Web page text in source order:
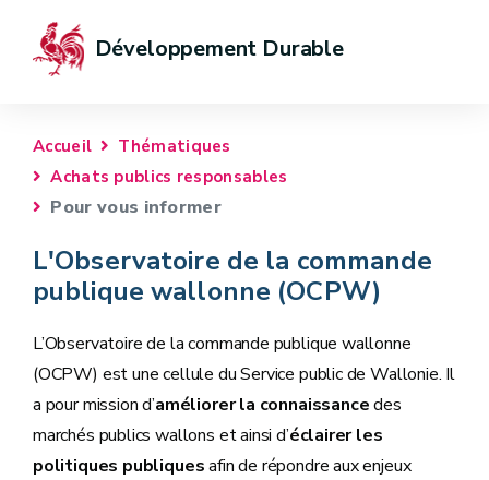
Développement Durable
Accueil
Thématiques
Achats publics responsables
Pour vous informer
L'Observatoire de la commande
publique wallonne (OCPW)
L’Observatoire de la commande publique wallonne
(OCPW) est une cellule du Service public de Wallonie. Il
a pour mission d’améliorer la connaissancedes
marchés publics wallons et ainsi d’éclairer les
politiques publiquesafin de répondre aux enjeux